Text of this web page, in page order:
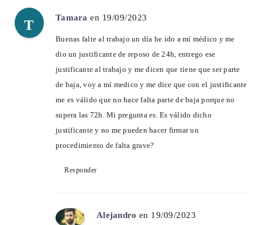
T Tamara en 19/09/2023
Buenas falte al trabajo un día he ido a mí médico y me
dio un justificante de reposo de 24h, entrego ese
justificante al trabajo y me dicen que tiene que ser parte
de baja, voy a mí medico y me dice que con el justificante
me es válido que no hace falta parte de baja porque no
supera las 72h. Mi pregunta es. Es válido dicho
justificante y no me pueden hacer firmar un
procedimiento de falta grave?
Responder
Alejandro en 19/09/2023